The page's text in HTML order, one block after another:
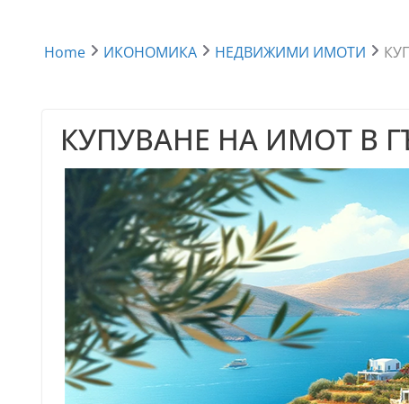
Home ИКОНОМИКА НЕДВИЖИМИ ИМОТИ
КУПУВАНЕ НА ИМОТ В